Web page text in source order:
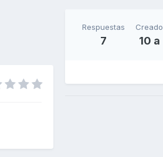
Respuestas
7
Creado
10 a